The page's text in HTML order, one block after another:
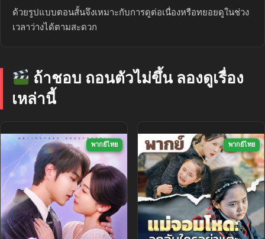
ด้วยรูปแบบตอนสั้นจึงเหมาะกับการดูต่อเนื่องหรือทยอยดูในช่วง
เวลาว่างได้ตามสะดวก
ถ้าชอบ ถอนตัวไม่ขึ้น ลองดูเรื่อง
เหล่านี้
พากย์ไทย พากย์ไทย